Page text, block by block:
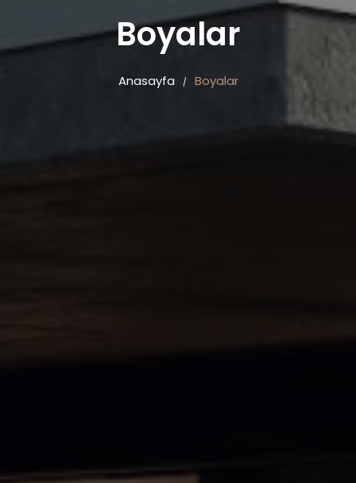
Boyalar
Anasayfa / Boyalar